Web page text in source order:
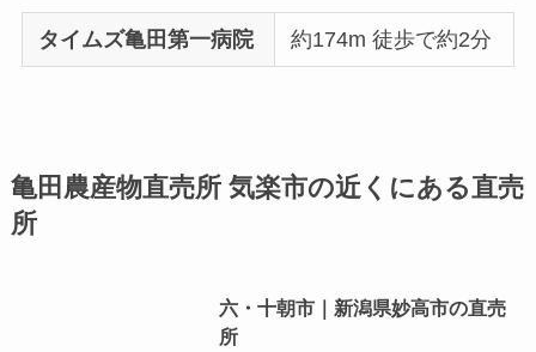
タイムズ亀田第一病院 約174m 徒歩で約2分
亀田農産物直売所 気楽市の近くにある直売
所
六・十朝市｜新潟県妙高市の直売
所